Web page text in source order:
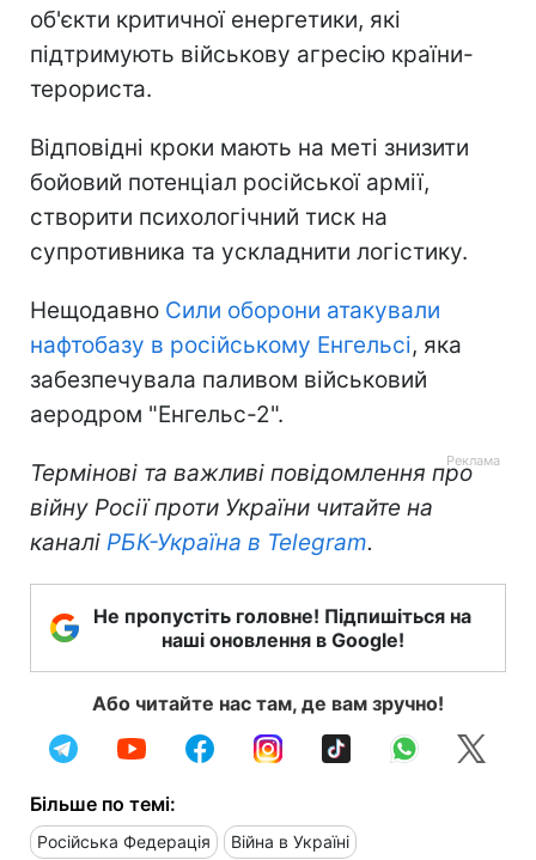
об'єкти критичної енергетики, які
підтримують військову агресію країни-
терориста.
Відповідні кроки мають на меті знизити
бойовий потенціал російської армії,
створити психологічний тиск на
супротивника та ускладнити логістику.
Нещодавно Сили оборони атакували
нафтобазу в російському Енгельсі, яка
забезпечувала паливом військовий
аеродром "Енгельс-2".
Термінові та важливі повідомлення про
війну Росії проти України читайте на
каналі РБК-Україна в Telegram.
Не пропустіть головне! Підпишіться на
наші оновлення в Google!
Або читайте нас там, де вам зручно!
Більше по темі:
Російська Федерація Війна в Україні